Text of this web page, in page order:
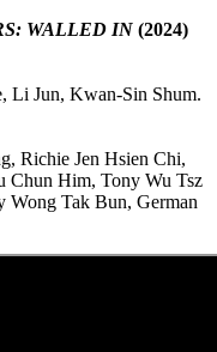
WALLED IN (2024)
Li Jun, Kwan-Sin Shum.
Richie Jen Hsien Chi,
Chun Him, Tony Wu Tsz
Tak Bun, German